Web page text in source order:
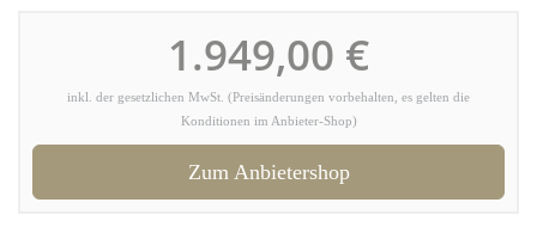
1.949,00 €
inkl. der gesetzlichen MwSt. (Preisänderungen vorbehalten, es gelten die
Konditionen im Anbieter-Shop)
Zum Anbietershop